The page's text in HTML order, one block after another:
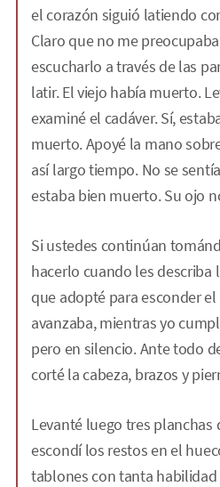
el corazón siguió latiendo
Claro que no me
escucharlo a través de las
latir. El viejo había muerto.
examiné el cadáver. Sí,
muerto. Apoyé la mano
así largo tiempo. No se
estaba bien muerto. Su ojo
Si ustedes continúan
hacerlo cuando les describa
que adopté para esconder el
avanzaba, mientras yo
pero en silencio. Ante todo
corté la cabeza, brazos y
Levanté luego tres
escondí los restos en el
tablones con tanta